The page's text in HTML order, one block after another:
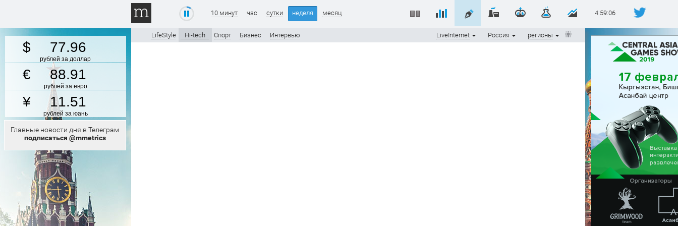
77.96
рублей за доллар
88.91
рублей за евро
11.51
рублей за юань
Главные новости дня в Телеграм
подписаться @mmetrics
4:59:06
10 минут час сутки неделя месяц
LifeStyle Hi-tech Спорт Бизнес Интервью регионы
Россия
LiveInternet